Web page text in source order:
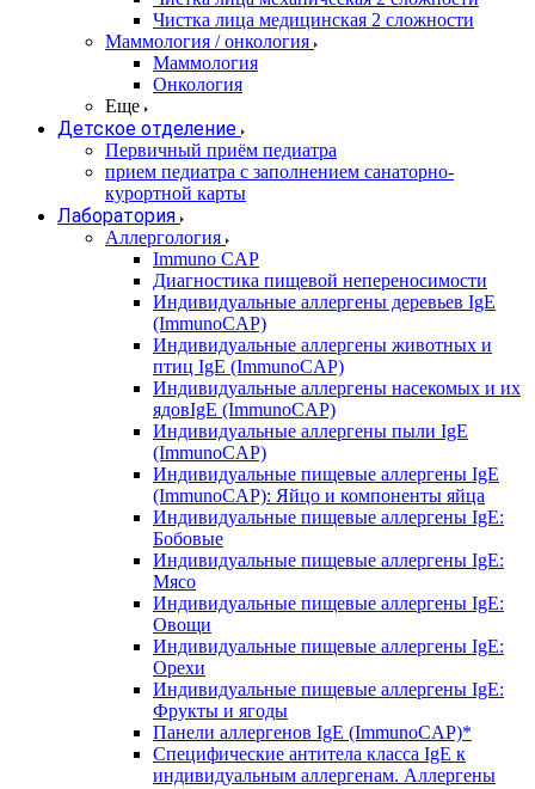
Чистка лица медицинская 2 сложности
Маммология / онкология
Маммология
Онкология
Еще
Детское отделение
Первичный приём педиатра
прием педиатра с заполнением санаторно-
курортной карты
Лаборатория
Аллергология
Immuno CAP
Диагностика пищевой непереносимости
Индивидуальные аллергены деревьев IgE
(ImmunoCAP)
Индивидуальные аллергены животных и
птиц IgE (ImmunoCAP)
Индивидуальные аллергены насекомых и их
ядовIgE (ImmunoCAP)
Индивидуальные аллергены пыли IgE
(ImmunoCAP)
Индивидуальные пищевые аллергены IgE
(ImmunoCAP): Яйцо и компоненты яйца
Индивидуальные пищевые аллергены IgE:
Бобовые
Индивидуальные пищевые аллергены IgE:
Мясо
Индивидуальные пищевые аллергены IgE:
Овощи
Индивидуальные пищевые аллергены IgE:
Орехи
Индивидуальные пищевые аллергены IgE:
Фрукты и ягоды
Панели аллергенов IgE (ImmunoCAP)*
Специфические антитела класса IgE к
индивидуальным аллергенам. Аллергены